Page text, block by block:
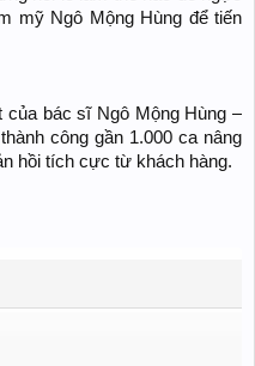
mỹ Ngô Mộng Hùng để tiến
bác sĩ Ngô Mộng Hùng –
công gần 1.000 ca nâng
hồi tích cực từ khách hàng.